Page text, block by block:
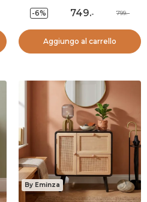
-6% 749.- 799.-
Aggiungo al carrello
By Eminza